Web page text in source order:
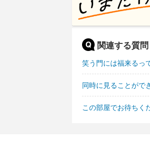
関連する質問
笑う門には福来るっ
同時に見ることがで
この部屋でお待ち